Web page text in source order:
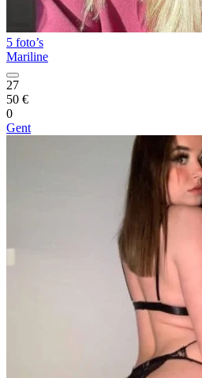
5 foto’s
Mariline
27
50 €
0
Gent